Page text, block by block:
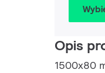
Opis
1500x80